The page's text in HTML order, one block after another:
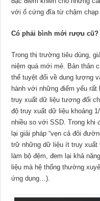
với ổ cứng đĩa từ chậm
Có phải bình mới rượu cũ?
Trong thị trường tiêu dùng,
niệm quá mới mẻ. Bản thân
thế tuyệt đối về dung lượng
hành với những điểm yếu
truy xuất dữ liệu tương đối
độ truy xuất dữ liệu khoảng
nhiều so với SSD. Trong khi
lại giải pháp “vẹn cả đôi
trữ những dữ liệu ít truy xuất
làm bộ đệm, đem lại khả
liệu mà hệ thống thường
ứng dụng…).